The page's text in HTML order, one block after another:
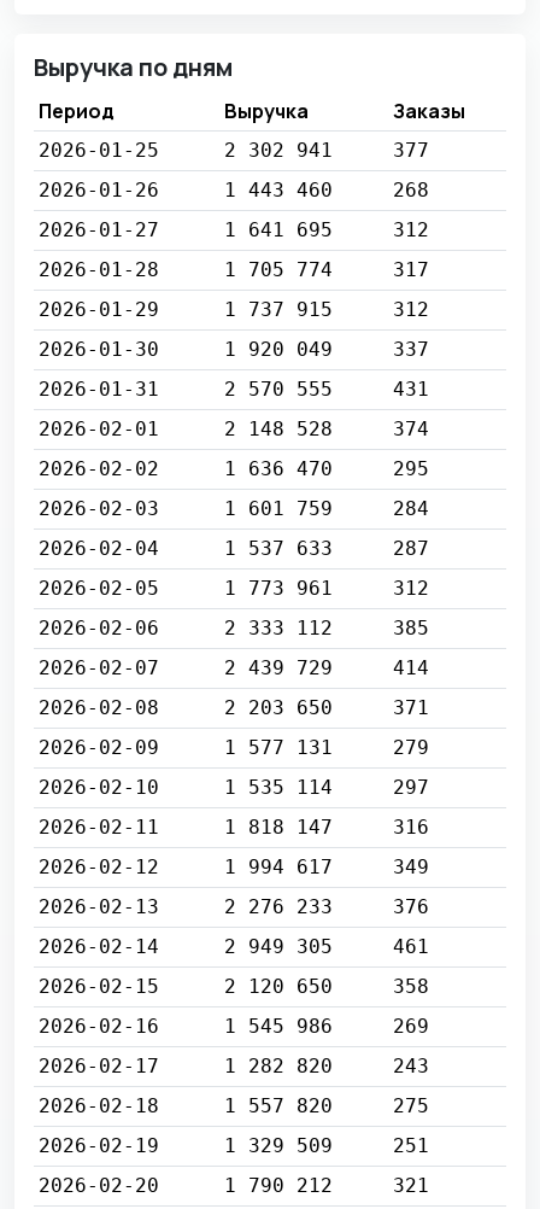
Выручка по дням
Период Выручка Заказы
2026-01-25 2 302 941
377
2026-01-26
1 443 460
268
2026-01-27
1 641 695
312
2026-01-28
1 705 774
317
2026-01-29
1 737 915
312
2026-01-30
1 920 049
337
2026-01-31
2 570 555
431
2026-02-01
2 148 528
374
2026-02-02
1 636 470
295
2026-02-03
1 601 759
284
2026-02-04
1 537 633
287
2026-02-05
1 773 961
312
2026-02-06
2 333 112
385
2026-02-07
2 439 729
414
2026-02-08
2 203 650
371
2026-02-09
1 577 131
279
2026-02-10
1 535 114
297
2026-02-11
1 818 147
316
2026-02-12
1 994 617
349
2026-02-13
2 276 233
376
2026-02-14
2 949 305
461
2026-02-15
2 120 650
358
2026-02-16
1 545 986
269
2026-02-17
1 282 820
243
2026-02-18
1 557 820
275
2026-02-19
1 329 509
251
2026-02-20
1 790 212
321